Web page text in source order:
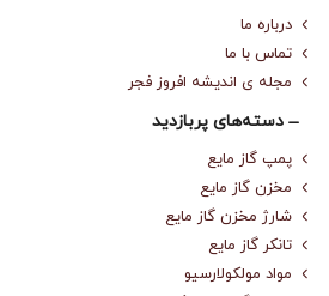
درباره‌ ما
تماس با ما
مجله‌ ی اندیشه افروز فجر
دسته‌های پربازدید
پمپ گاز مایع
مخزن گاز مایع
شارژ مخزن گاز مایع
تانکر گاز مایع
مواد مولکولارسیو